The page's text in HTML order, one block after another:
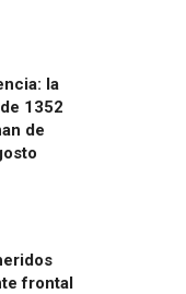
la
1352
de
frontal